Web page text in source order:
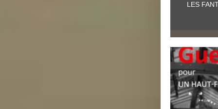
LES